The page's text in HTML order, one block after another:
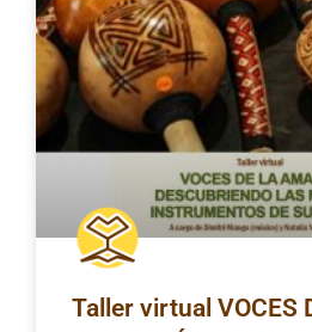
Taller virtual VOCES